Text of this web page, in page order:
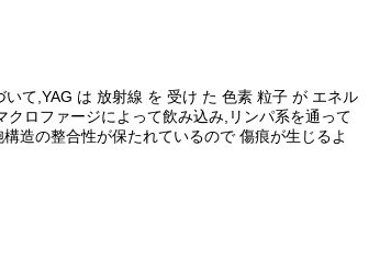
て,YAG は 放射線 を 受け た 色素 粒子 が エネル
ロファージによって飲み込み,リンパ系を通って
造の整合性が保たれているので 傷痕が生じるよ